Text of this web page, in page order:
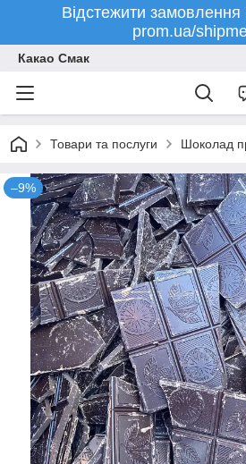
Відстежити
prom.ua/
Какао Смак
Товари та послуги Шоколад
–9%